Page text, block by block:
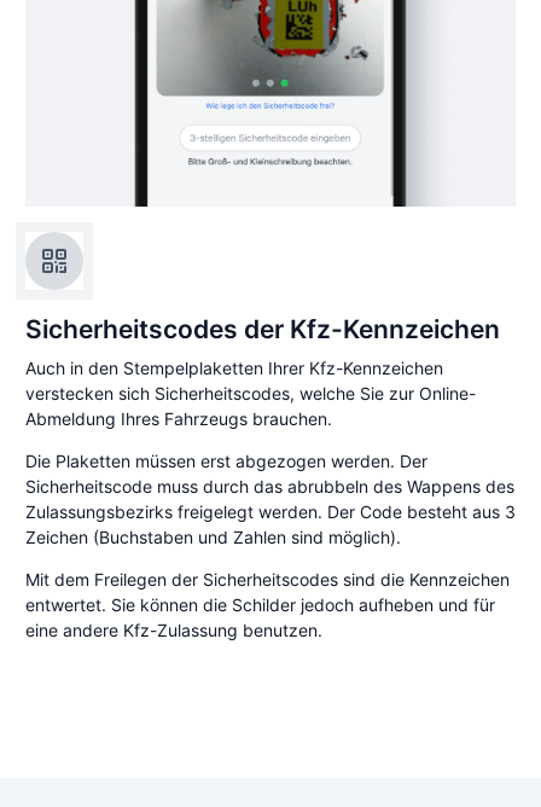
Sicherheitscodes der Kfz-Kennzeichen
Auch in den Stempelplaketten Ihrer Kfz-Kennzeichen
verstecken sich Sicherheitscodes, welche Sie zur Online-
Abmeldung Ihres Fahrzeugs brauchen.
Die Plaketten müssen erst abgezogen werden. Der
Sicherheitscode muss durch das abrubbeln des Wappens des
Zulassungsbezirks freigelegt werden. Der Code besteht aus 3
Zeichen (Buchstaben und Zahlen sind möglich).
Mit dem Freilegen der Sicherheitscodes sind die Kennzeichen
entwertet. Sie können die Schilder jedoch aufheben und für
eine andere Kfz-Zulassung benutzen.